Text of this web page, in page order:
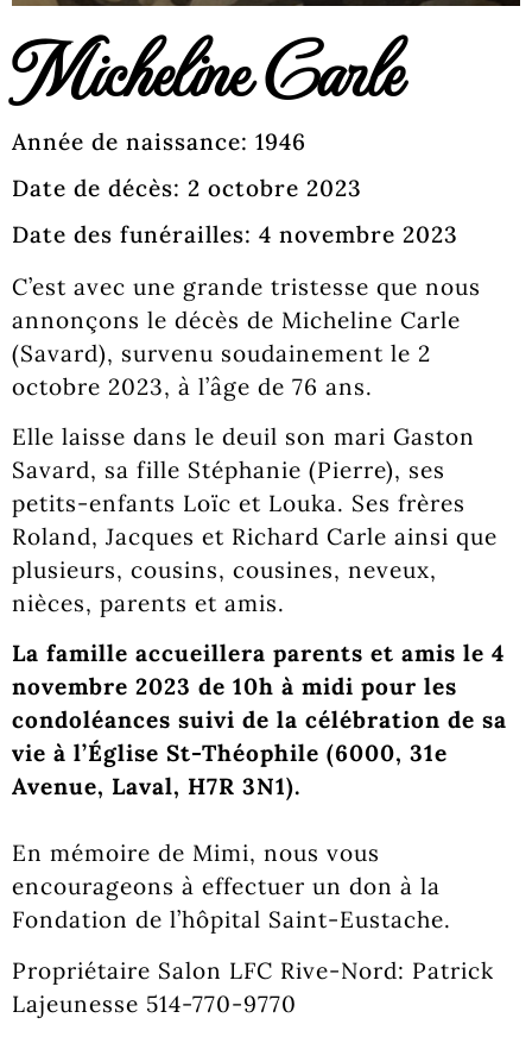
Micheline Carle
Année de naissance: 1946
Date de décès: 2 octobre 2023
Date des funérailles: 4 novembre 2023
C’est avec une grande tristesse que nous
annonçons le décès de Micheline Carle
(Savard), survenu soudainement le 2
octobre 2023, à l’âge de 76 ans.
Elle laisse dans le deuil son mari Gaston
Savard, sa fille Stéphanie (Pierre), ses
petits-enfants Loïc et Louka. Ses frères
Roland, Jacques et Richard Carle ainsi que
plusieurs, cousins, cousines, neveux,
nièces, parents et amis.
La famille accueillera parents et amis le 4
novembre 2023 de 10h à midi pour les
condoléances suivi de la célébration de sa
vie à l’Église St-Théophile (6000, 31e
Avenue, Laval, H7R 3N1).
En mémoire de Mimi, nous vous
encourageons à effectuer un don à la
Fondation de l’hôpital Saint-Eustache.
Propriétaire Salon LFC Rive-Nord: Patrick
Lajeunesse 514-770-9770